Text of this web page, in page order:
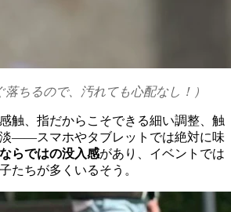
落ちるので、汚れても心配なし！）
触、指だからこそできる細い調整、触
——スマホやタブレットでは絶対に味
らではの没入感があり、イベントでは
たちが多くいるそう。